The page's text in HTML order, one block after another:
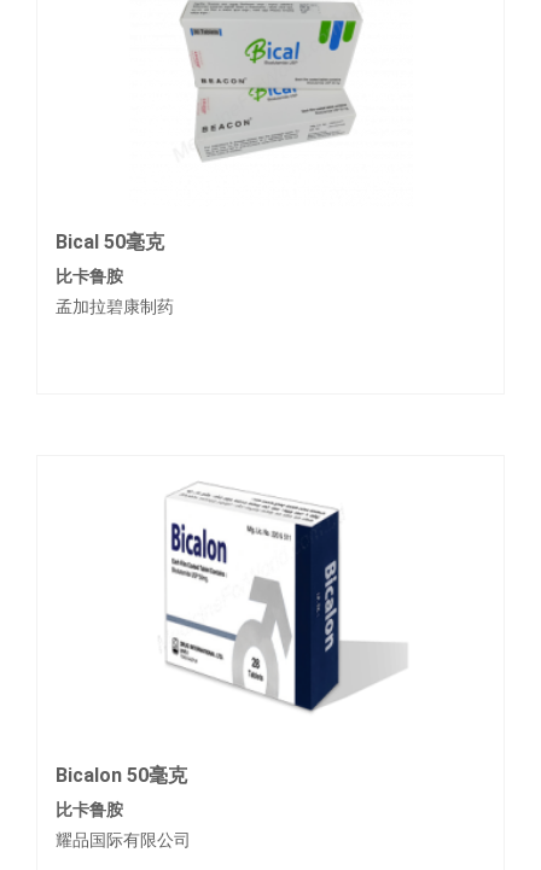
Bical 50毫克
比卡鲁胺
孟加拉碧康制药
Bicalon 50毫克
比卡鲁胺
耀品国际有限公司